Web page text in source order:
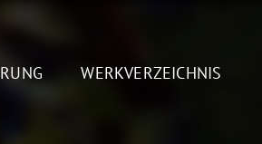
WERKVERZEICHNIS